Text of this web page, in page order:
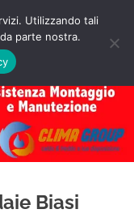
MENU
Biasi
Utilizzando tali
parte nostra.